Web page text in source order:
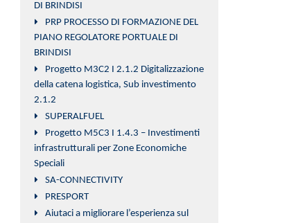
DI BRINDISI
PRP PROCESSO DI FORMAZIONE DEL
PIANO REGOLATORE PORTUALE DI
BRINDISI
Progetto M3C2 I 2.1.2 Digitalizzazione
della catena logistica, Sub investimento
2.1.2
SUPERALFUEL
Progetto M5C3 I 1.4.3 – Investimenti
infrastrutturali per Zone Economiche
Speciali
SA-CONNECTIVITY
PRESPORT
Aiutaci a migliorare l’esperienza sul